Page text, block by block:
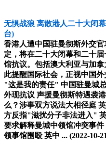
无惧战狼 离散港人二十大闭
台)
香港人遭中国驻曼彻斯外交
定，将在二十大闭幕和二十
馆抗议。包括澳大利亚与加
此提醒国际社会，正视中国外
"这是我的责任" 中国驻曼城
外现抗议 声援曼彻斯特遇袭
么？涉事双方说法大相径庭
方反指"滋扰分子非法进入"
要求解释曼城中领馆冲突事
领事馆围殴 英中 ... (2022-10-